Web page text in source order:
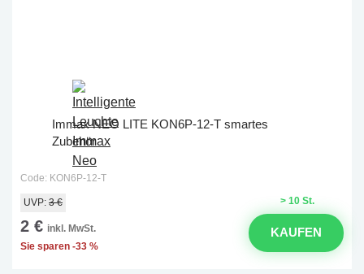
Immax NEO LITE KON6P-12-T smartes
Zubehör
Code: KON6P-12-T
> 10 St.
UVP: 3 €
2 € inkl. MwSt.
Sie sparen -33 %
KAUFEN